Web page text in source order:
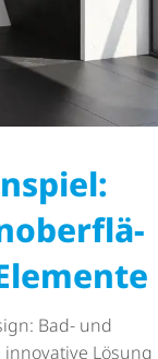
Bad- und
Lösung